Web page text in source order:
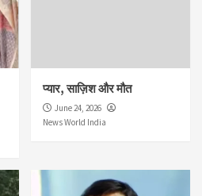
प्यार, साज़िश और मौत
June 24, 2026
News World India